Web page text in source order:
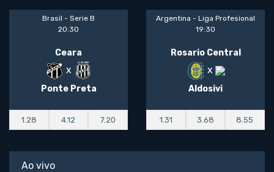
Brasil - Serie B
20:30
Ceara
x
Ponte Preta
1.28 4.12 7.20
Argentina - Liga Profesional
19:30
Rosario Central
x
Aldosivi
1.31 3.68 8.55
Ao vivo